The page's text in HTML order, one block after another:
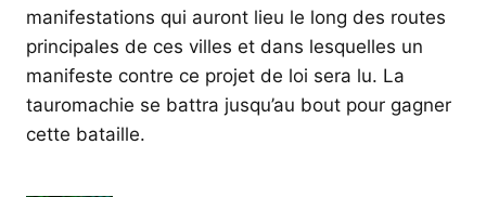
manifestations qui auront lieu le long des routes
principales de ces villes et dans lesquelles un
manifeste contre ce projet de loi sera lu. La
tauromachie se battra jusqu’au bout pour gagner
cette bataille.